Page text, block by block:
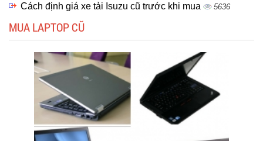
Cách định giá xe tải Isuzu cũ trước khi mua 5636
MUA LAPTOP CŨ